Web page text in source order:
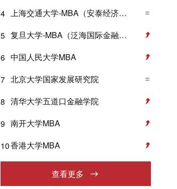
4
上海交通大学-MBA（安泰经济与管理学院）
5
复旦大学-MBA（泛海国际金融学院）
6 中国人民大学MBA
7 北京大学国家发展研究院
8 清华大学五道口金融学院
9 南开大学MBA
10香港大学MBA
查看更多